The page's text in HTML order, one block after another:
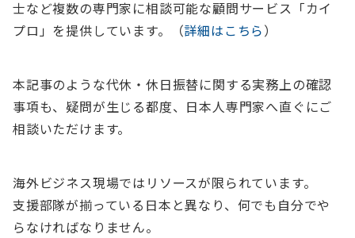
士など複数の専門家に相談可能な顧問サービス「カイ
プロ」を提供しています。（詳細はこちら）
本記事のような代休・休日振替に関する実務上の確認
事項も、疑問が生じる都度、日本人専門家へ直ぐにご
相談いただけます。
海外ビジネス現場ではリソースが限られています。
支援部隊が揃っている日本と異なり、何でも自分でや
らなければなりません。